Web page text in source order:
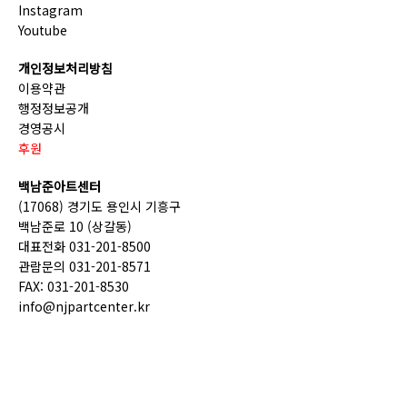
Instagram
Youtube
개인정보처리방침
이용약관
행정정보공개
경영공시
후원
백남준아트센터
(17068) 경기도 용인시 기흥구
백남준로 10 (상갈동)
대표전화 031-201-8500
관람문의 031-201-8571
FAX: 031-201-8530
info@njpartcenter.kr